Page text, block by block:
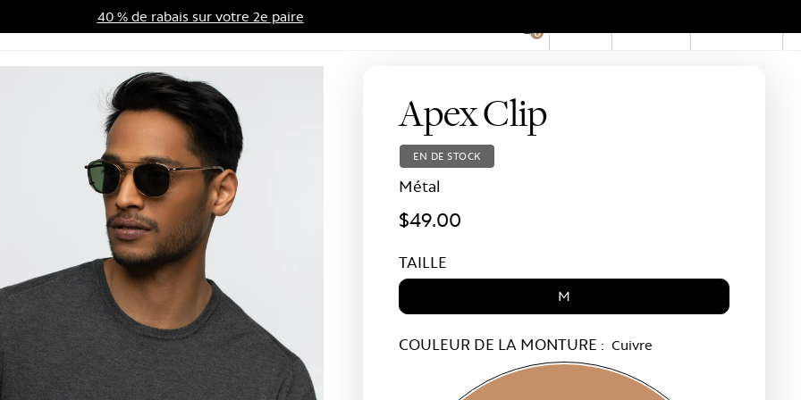
40 % de rabais sur votre 2e paire
Soldes 0
Apex Clip
EN DE STOCK
Métal
$49.00
TAILLE
M
COULEUR DE LA MONTURE : Cuivre